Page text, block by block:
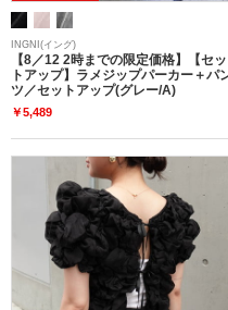
INGNI(イング)
【8／12 2時までの限定価格】【セッ
トアップ】ラメジップパーカー＋パ
ツ／セットアップ(グレー/A)
￥5,489